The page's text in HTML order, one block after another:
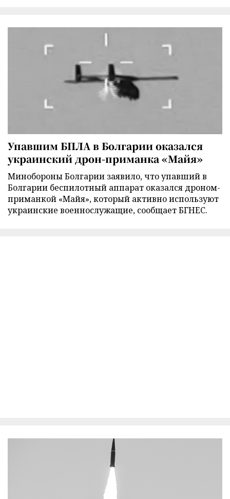
Упавшим БПЛА в Болгарии оказался
украинский дрон-приманка «Майя»
Минобороны Болгарии заявило, что упавший в
Болгарии беспилотный аппарат оказался дроном-
приманкой «Майя», который активно используют
украинские военнослужащие, сообщает БГНЕС.